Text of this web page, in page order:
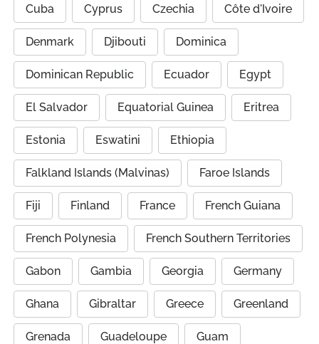
Cuba Cyprus Czechia Côte d'Ivoire
Denmark Djibouti Dominica
Dominican Republic Ecuador Egypt
El Salvador Equatorial Guinea Eritrea
Estonia Eswatini Ethiopia
Falkland Islands (Malvinas) Faroe Islands
Fiji Finland France French Guiana
French Polynesia French Southern Territories
Gabon Gambia Georgia Germany
Ghana Gibraltar Greece Greenland
Grenada Guadeloupe Guam